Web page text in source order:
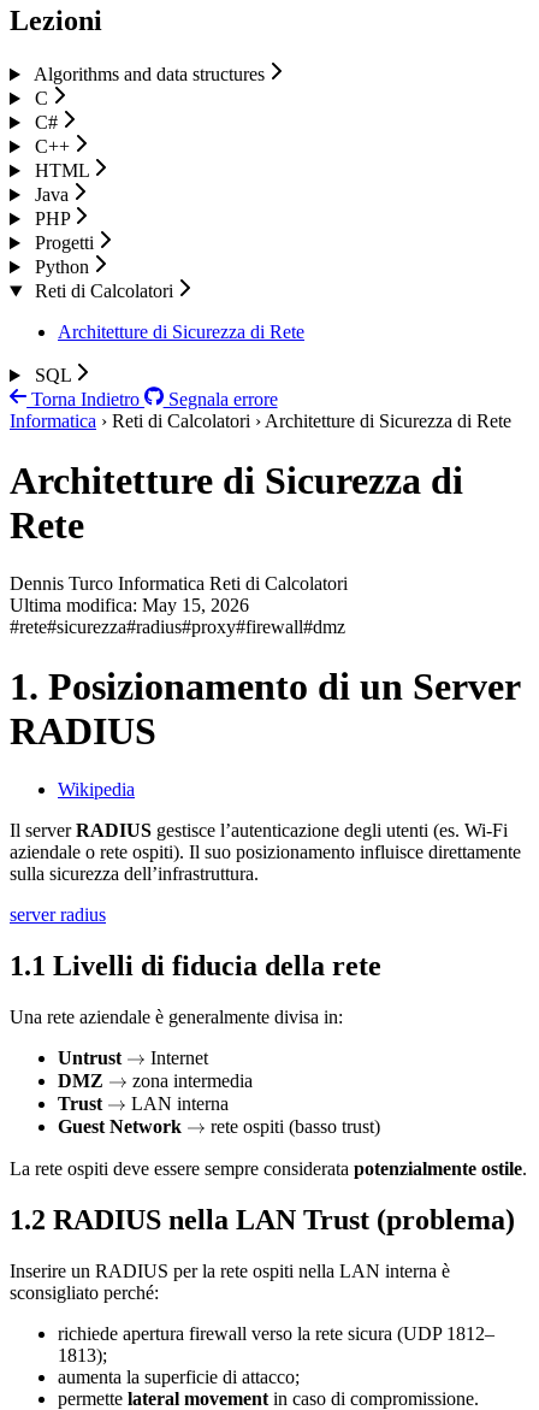
Lezioni
Algorithms and data structures
C
C#
C++
HTML
Java
PHP
Progetti
Python
Reti di Calcolatori
Architetture di Sicurezza di Rete
SQL
Torna Indietro
Segnala errore
Informatica › Reti di Calcolatori › Architetture di Sicurezza di Rete
Architetture di Sicurezza di
Rete
Dennis Turco Informatica Reti di Calcolatori
Ultima modifica: May 15, 2026
#rete#sicurezza#radius#proxy#firewall#dmz
1. Posizionamento di un Server
RADIUS
Wikipedia
Il serverRADIUS gestisce l’autenticazione degli utenti (es. Wi-Fi
aziendale o rete ospiti). Il suo posizionamento influisce direttamente
sulla sicurezza dell’infrastruttura.
server radius
1.1 Livelli di fiducia della rete
Una rete aziendale è generalmente divisa in:
Untrust \rightarrow
→ Internet
DMZ \rightarrow
→ zona intermedia
Trust \rightarrow
→ LAN interna
Guest Network \rightarrow
→ rete ospiti (basso trust)
La rete ospiti deve essere sempre considerata potenzialmente ostile.
1.2 RADIUS nella LAN Trust (problema)
Inserire un RADIUS per la rete ospiti nella LAN interna è
sconsigliato perché:
richiede apertura firewall verso la rete sicura (UDP 1812–
1813);
aumenta la superficie di attacco;
permette lateral movement in caso di compromissione.